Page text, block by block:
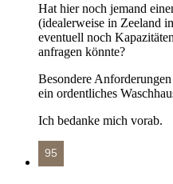
Hat hier noch jemand
(idealerweise in Zeeland
eventuell noch
anfragen könnte?
Besondere
ein ordentliches
Ich bedanke mich vorab.